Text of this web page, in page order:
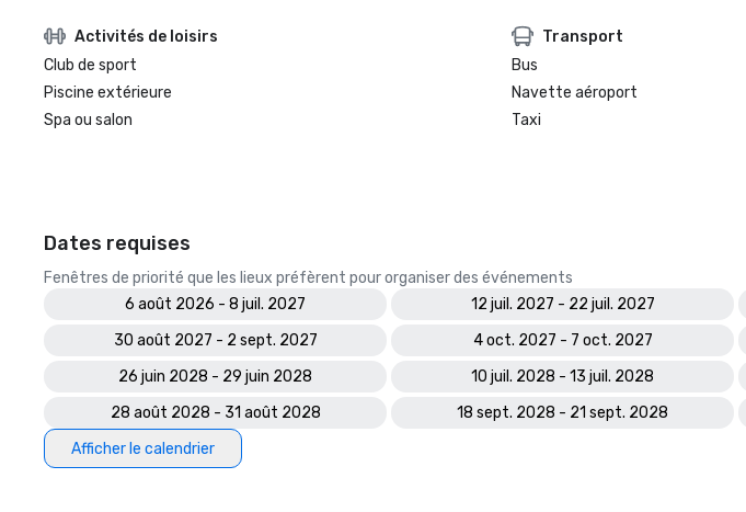
Activités de loisirs
Club de sport
Piscine extérieure
Spa ou salon
Transport
Bus
Navette aéroport
Taxi
Dates requises
Fenêtres de priorité que les lieux préfèrent pour organiser des événements
6 août 2026 - 8 juil. 2027
12 juil. 2027 - 22 juil. 2027
30 août 2027 - 2 sept. 2027
4 oct. 2027 - 7 oct. 2027
26 juin 2028 - 29 juin 2028
10 juil. 2028 - 13 juil. 2028
28 août 2028 - 31 août 2028
18 sept. 2028 - 21 sept. 2028
Afficher le calendrier